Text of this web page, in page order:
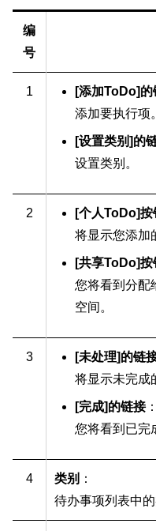
编
号
1 [添加ToDo]的
添加要执行项。
[设置类别]的
设置类别。
2 [个人ToDo]按
将显示您添加
[共享ToDo]按
您将看到分配
空间。
3 [未处理]的链
将显示未完成
[完成]的链接：
您将看到已完
4 类别 ：
待办事项列表中的